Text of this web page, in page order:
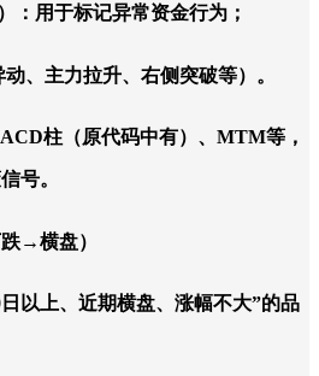
：用于标记异常资金行为；
、主力拉升、右侧突破等）。
柱（原代码中有）、MTM等，
号。
→横盘）
以上、近期横盘、涨幅不大”的品